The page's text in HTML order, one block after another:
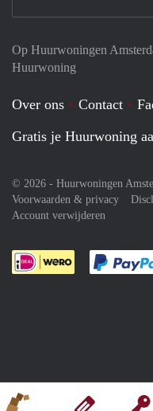
Op Huurwoningen
Huurwoning
Over ons Contact
Gratis je Huurwoning
© 2026 - Huurwoningen
Voorwaarden & privacy
Account verwijderen